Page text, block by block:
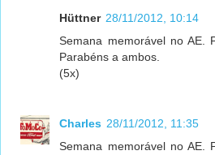
Hüttner 28/11/2012, 10:14
Semana memorável no AE.
Parabéns a ambos.
(5x)
Charles 28/11/2012, 11:35
Semana memorável no AE.